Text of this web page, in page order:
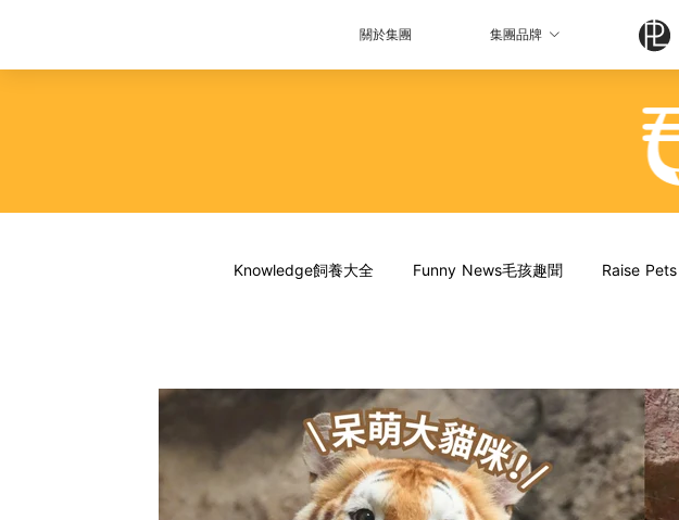
關於集團 集團品牌
Knowledge飼養大全 Funny News毛孩趣聞 Raise